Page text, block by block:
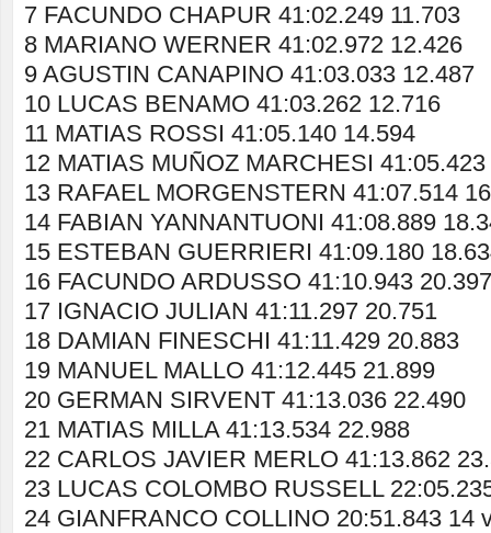
7 FACUNDO CHAPUR 41:02.249 11.703
8 MARIANO WERNER 41:02.972 12.426
9 AGUSTIN CANAPINO 41:03.033 12.487
10 LUCAS BENAMO 41:03.262 12.716
11 MATIAS ROSSI 41:05.140 14.594
12 MATIAS MUÑOZ MARCHESI
13 RAFAEL MORGENSTERN 41:07.514
14 FABIAN YANNANTUONI 41:08.889
15 ESTEBAN GUERRIERI 41:09.180
16 FACUNDO ARDUSSO 41:10.943 20.397
17 IGNACIO JULIAN 41:11.297 20.751
18 DAMIAN FINESCHI 41:11.429 20.883
19 MANUEL MALLO 41:12.445 21.899
20 GERMAN SIRVENT 41:13.036 22.490
21 MATIAS MILLA 41:13.534 22.988
22 CARLOS JAVIER MERLO 41:13.862
23 LUCAS COLOMBO RUSSELL
24 GIANFRANCO COLLINO 20:51.843 14